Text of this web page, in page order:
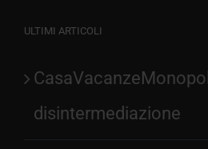
ULTIMI ARTICOLI
disintermediazione